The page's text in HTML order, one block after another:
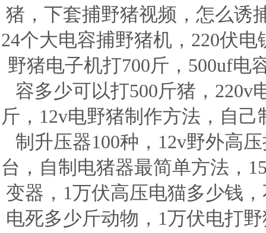
猪，下套捕野猪视频，怎么诱
24个大电容捕野猪机，220伏
野猪电子机打700斤，500uf电
容多少可以打500斤猪，220v
斤，12v电野猪制作方法，自
制升压器100种，12v野外高
台，自制电猪器最简单方法，
变器，1万伏高压电猫多少钱
电死多少斤动物，1万伏电打